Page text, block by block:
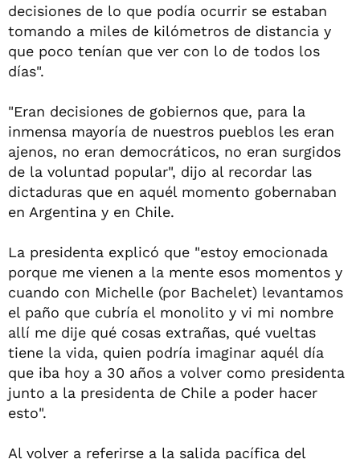
decisiones de lo que podía ocurrir se estaban
tomando a miles de kilómetros de distancia y
que poco tenían que ver con lo de todos los
días".
"Eran decisiones de gobiernos que, para la
inmensa mayoría de nuestros pueblos les eran
ajenos, no eran democráticos, no eran surgidos
de la voluntad popular", dijo al recordar las
dictaduras que en aquél momento gobernaban
en Argentina y en Chile.
La presidenta explicó que "estoy emocionada
porque me vienen a la mente esos momentos y
cuando con Michelle (por Bachelet) levantamos
el paño que cubría el monolito y vi mi nombre
allí me dije qué cosas extrañas, qué vueltas
tiene la vida, quien podría imaginar aquél día
que iba hoy a 30 años a volver como presidenta
junto a la presidenta de Chile a poder hacer
esto".
Al volver a referirse a la salida pacífica del